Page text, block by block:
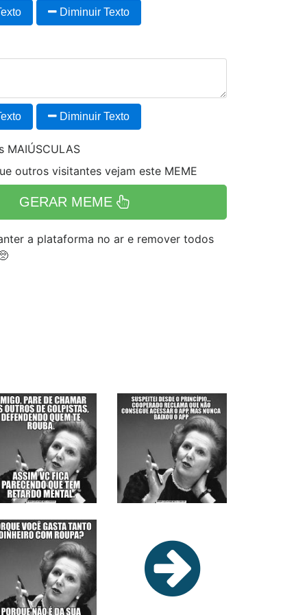
Diminuir Texto
Diminuir Texto
MAIÚSCULAS
outros visitantes vejam este MEME
GERAR MEME
a plataforma no ar e remover todos